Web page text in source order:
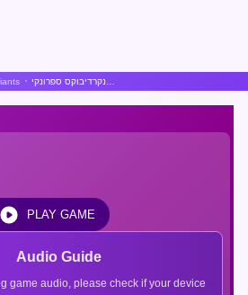
Audio Guide
game audio, please check if your device
PLAY GAME